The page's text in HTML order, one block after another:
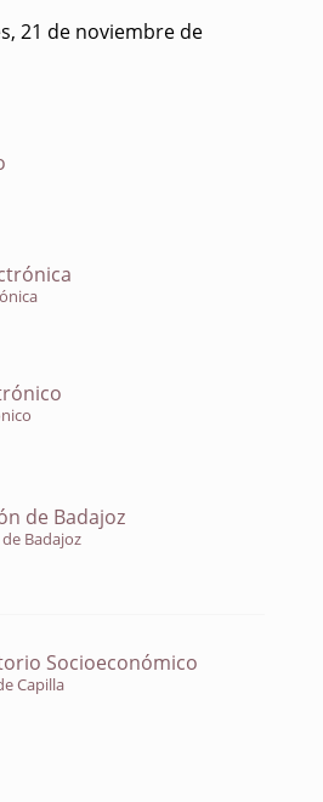
21 de noviembre de
de Badajoz
Badajoz
Socioeconómico
Capilla